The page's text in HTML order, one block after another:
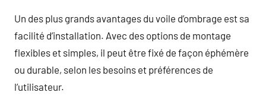
Un des plus grands avantages du voile d’ombrage est sa
facilité d’installation. Avec des options de montage
flexibles et simples, il peut être fixé de façon éphémère
ou durable, selon les besoins et préférences de
l’utilisateur.